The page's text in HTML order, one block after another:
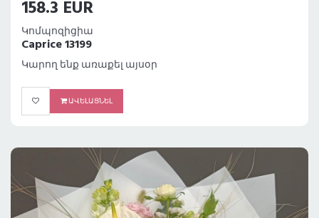
158.3 EUR
Կոմպոզիցիա
Caprice 13199
Կարող ենք առաքել այսօր
ԱՎԵԼԱՑՆԵԼ